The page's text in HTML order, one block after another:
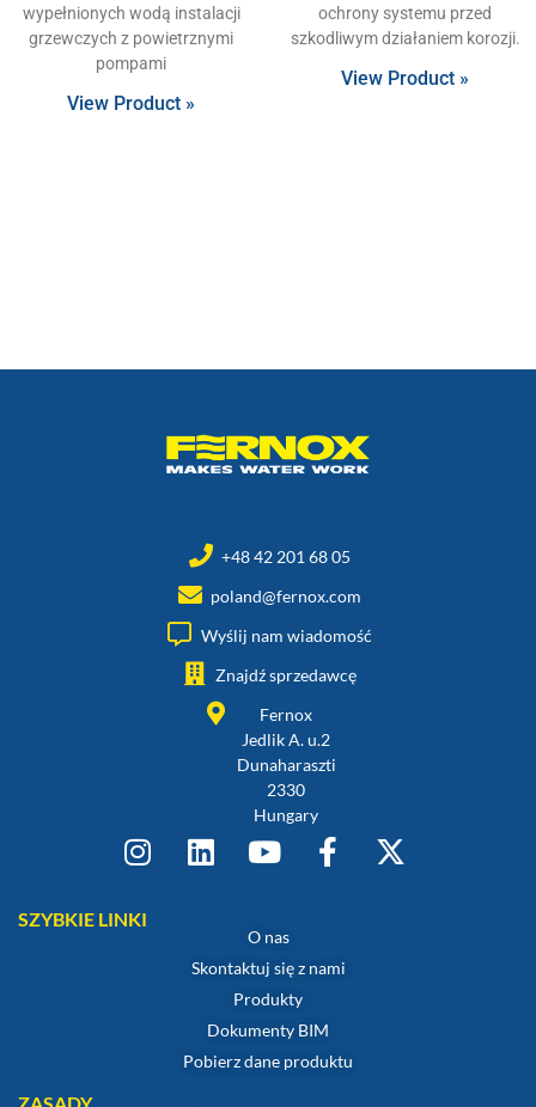
wypełnionych wodą instalacji
grzewczych z powietrznymi
pompami
View Product »
ochrony systemu przed
szkodliwym działaniem korozji.
View Product »
+48 42 201 68 05
poland@fernox.com
Wyślij nam wiadomość
Znajdź sprzedawcę
Fernox
Jedlik A. u.2
Dunaharaszti
2330
Hungary
SZYBKIE LINKI
O nas
Skontaktuj się z nami
Produkty
Dokumenty BIM
Pobierz dane produktu